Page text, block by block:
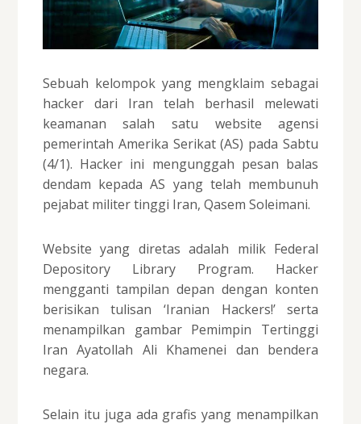
Sebuah kelompok yang mengklaim sebagai
hacker dari Iran telah berhasil melewati
keamanan salah satu website agensi
pemerintah Amerika Serikat (AS) pada Sabtu
(4/1). Hacker ini mengunggah pesan balas
dendam kepada AS yang telah membunuh
pejabat militer tinggi Iran, Qasem Soleimani.
Website yang diretas adalah milik Federal
Depository Library Program. Hacker
mengganti tampilan depan dengan konten
berisikan tulisan ‘Iranian Hackers!’ serta
menampilkan gambar Pemimpin Tertinggi
Iran Ayatollah Ali Khamenei dan bendera
negara.
Selain itu juga ada grafis yang menampilkan